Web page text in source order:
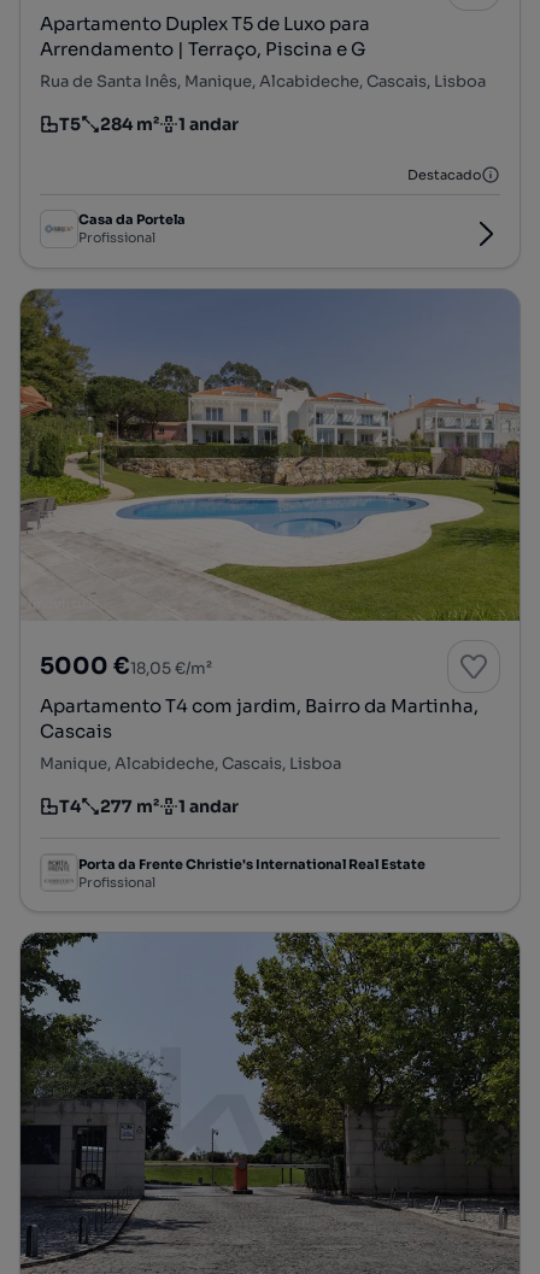
Apartamento Duplex T5 de Luxo para
Arrendamento | Terraço, Piscina e G
Rua de Santa Inês, Manique, Alcabideche, Cascais, Lisboa
Tipologia
T5
Preço por metro quadrado
284 m²
Andar 1 andar
Destacado
Casa da Portela
Profissional
5000 €18,05 €/m²
Apartamento T4 com jardim, Bairro da Martinha,
Cascais
Manique, Alcabideche, Cascais, Lisboa
Tipologia
T4
Preço por metro quadrado
277 m²
Andar 1 andar
Porta da Frente Christie's International Real Estate
Profissional